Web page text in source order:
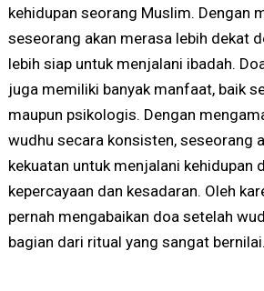
kehidupan seorang Muslim. Dengan
seseorang akan merasa lebih dekat
lebih siap untuk menjalani ibadah.
juga memiliki banyak manfaat, baik
maupun psikologis. Dengan
wudhu secara konsisten, seseorang
kekuatan untuk menjalani kehidupan
kepercayaan dan kesadaran. Oleh
pernah mengabaikan doa setelah
bagian dari ritual yang sangat bernilai.